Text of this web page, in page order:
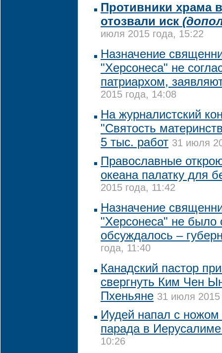
Противники храма
отозвали иск
июля 2015 года, 15:22
Назначение
"Херсонеса" не
патриархом,
2015 года, 14:08
На журналистский
"Святость
5 тыс. работ 31 июля
Православные
океана палатку для
2015 года, 11:42
Назначение
"Херсонеса" не было
обсуждалось –
года, 11:40
Канадский пастор
свергнуть Ким Чен
Пхеньяне 31 июля 2015
Иудей напал с ножом
парада в
10:26